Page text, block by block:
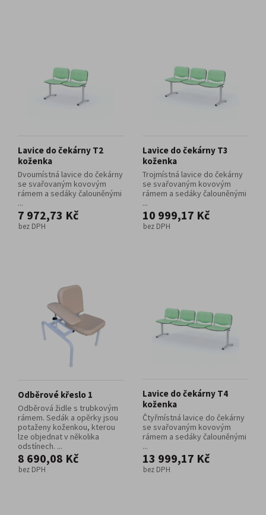
Lavice do čekárny T2
koženka
Dvoumístná lavice do čekárny
se svařovaným kovovým
rámem a sedáky čalouněnými
...
7 972,73 Kč
bez DPH
Lavice do čekárny T3
koženka
Trojmístná lavice do čekárny
se svařovaným kovovým
rámem a sedáky čalouněnými
...
10 999,17 Kč
bez DPH
Odběrové křeslo 1
Odběrová židle s trubkovým
rámem. Sedák a opěrky jsou
potaženy koženkou, kterou
lze objednat v několika
odstínech. ...
8 690,08 Kč
bez DPH
Lavice do čekárny T4
koženka
Čtyřmístná lavice do čekárny
se svařovaným kovovým
rámem a sedáky čalouněnými
...
13 999,17 Kč
bez DPH